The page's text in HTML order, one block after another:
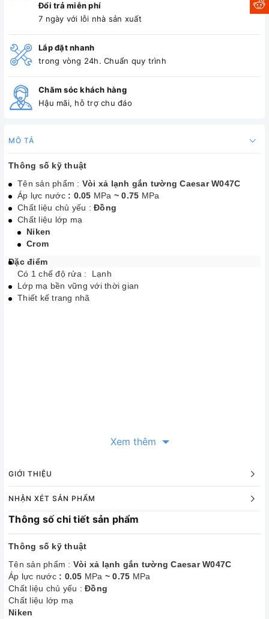
Đổi trả miễn phí
7 ngày với lỗi nhà sản xuất
Lắp đặt nhanh
trong vòng 24h. Chuẩn quy trình
Chăm sóc khách hàng
Hậu mãi, hỗ trợ chu đáo
MÔ TẢ
Thông số kỹ thuật
Tên sản phẩm : Vòi xả lạnh gắn tường Caesar W047C
Áp lực nước: 0.05 MPa ~ 0.75 MPa
Chất liệu chủ yếu : Đồng
Chất liệu lớp mạ
Niken
Crom
Đặc điểm
Có 1 chế độ rửa : Lạnh
Lớp mạ bền vững với thời gian
Thiết kế trang nhã
Xem thêm
GIỚI THIỆU
NHẬN XÉT SẢN PHẨM
Thông số chi tiết sản phẩm
Thông số kỹ thuật
Tên sản phẩm : Vòi xả lạnh gắn tường Caesar W047C
Áp lực nước: 0.05 MPa ~ 0.75 MPa
Chất liệu chủ yếu : Đồng
Chất liệu lớp mạ
Niken